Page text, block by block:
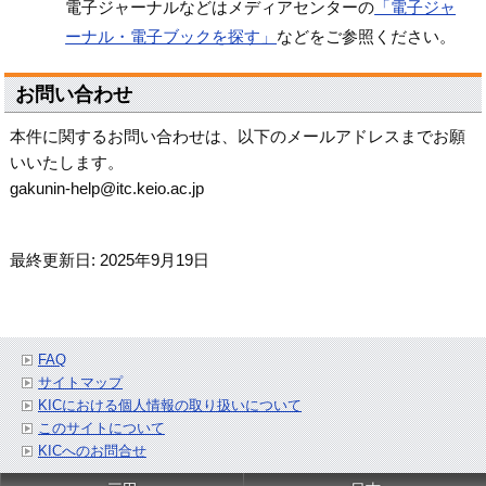
電子ジャーナルなどはメディアセンターの 「電子ジャ
ーナル・電子ブックを探す」 などをご参照ください。
お問い合わせ
本件に関するお問い合わせは、以下のメールアドレスまでお願
いいたします。
gakunin-help@itc.keio.ac.jp
最終更新日: 2025年9月19日
FAQ
サイトマップ
KICにおける個人情報の取り扱いについて
このサイトについて
KICへのお問合せ